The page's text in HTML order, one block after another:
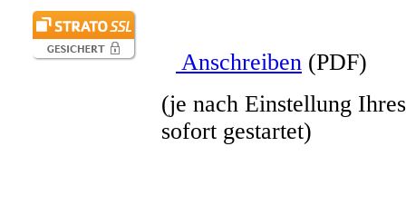
Anschreiben (PDF)
(je nach Einstellung
sofort gestartet)